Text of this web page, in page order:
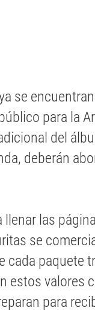
se
para la
del
deberán
llenar las
se
cada paquete
estos valores
para